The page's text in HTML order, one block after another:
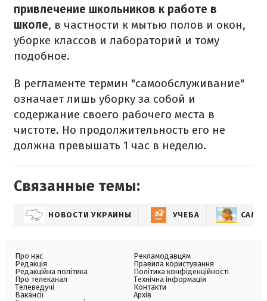
привлечение школьников к работе в
школе, в частности к мытью полов и окон,
уборке классов и лабораторий и тому
подобное.
В регламенте термин "самообслуживание"
означает лишь уборку за собой и
содержание своего рабочего места в
чистоте. Но продолжительность его не
должна превышать 1 час в неделю.
Связанные темы:
НОВОСТИ УКРАИНЫ УЧЕБА
Про нас
Редакція
Редакційна політика
Про телеканал
Телеведучі
Вакансії
Рекламодавцям
Правила користування
Політика конфіденційності
Технічна інформація
Контакти
Архів